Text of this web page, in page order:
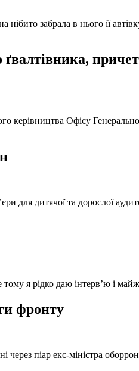
забрала в нього її
керівництва Офісу
для дитячої та дорослої
я рідко даю інтерв’ю і
фронту
через піар екс-міністра